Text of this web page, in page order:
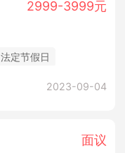
2999-3999元
法定节假日
2023-09-04
面议